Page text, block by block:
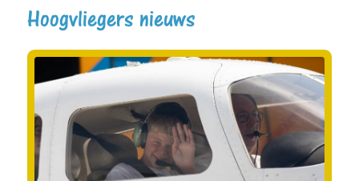
Hoogvliegers nieuws